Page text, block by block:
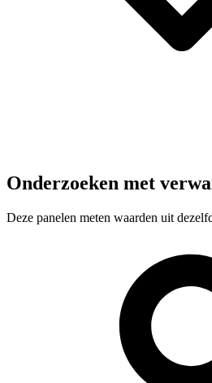
Onderzoeken met
Deze panelen meten waarden uit